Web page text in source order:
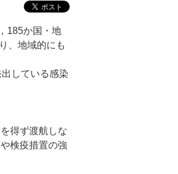
185か国・地
、地域的にも
している感染
得ず渡航しな
検疫措置の強